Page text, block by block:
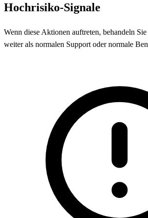
Hochrisiko-Signale
Wenn diese Aktionen auftreten, behandeln
weiter als normalen Support oder normale